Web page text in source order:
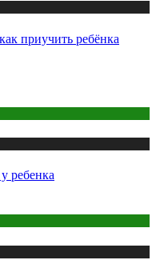
приучить ребёнка
ребенка